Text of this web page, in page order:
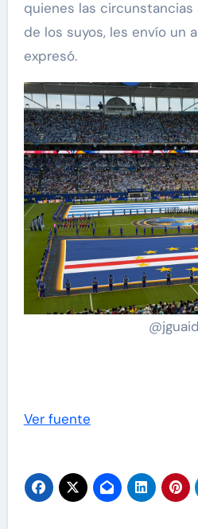
quienes las
de los suyos, les envío un
expresó.
Ver fuente